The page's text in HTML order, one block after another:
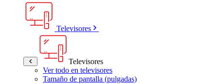
Televisores
Televisores
Ver todo en televisores
Tamaño de pantalla (pulgadas)